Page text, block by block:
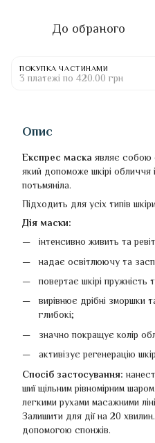
До обраного
ПОКУПКА ЧАСТИНАМИ
3 платежі по 420.00 грн
Опис
Експрес маска являє собою
який допоможе шкірі обличчя
потьмяніла.
Підходить для усіх типів
Дія маски:
інтенсивно живить та
надає освітлюючу та
повертає шкірі пружність
вирівнює дрібні зморшки
глибокі;
значно покращує колір
активізує регенерацію
Спосіб застосування:
шиї щільним рівномірним
легкими рухами масажними
Залишити для дії на 20
допомогою спонжів.